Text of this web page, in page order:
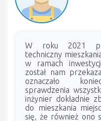
W roku 2021
techniczny
w ramach
został nam
oznaczało
sprawdzenia
inżynier dokładnie
do mieszkania
się, że również ono